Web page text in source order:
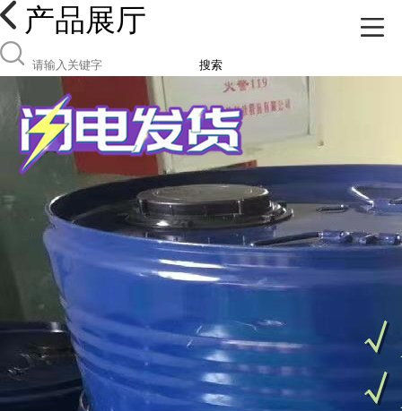
产品展厅
搜索